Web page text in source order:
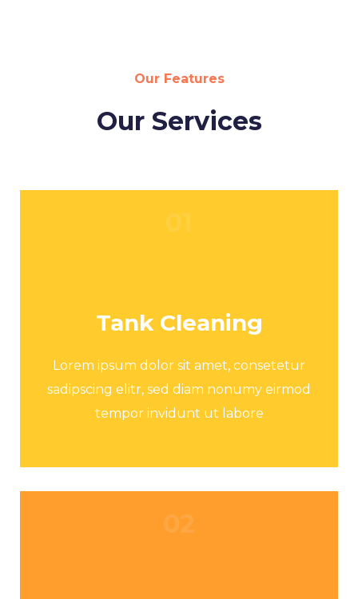
Our Features
Our Services
Tank Cleaning
Lorem ipsum dolor sit amet, consetetur
sadipscing elitr, sed diam nonumy eirmod
tempor invidunt ut labore